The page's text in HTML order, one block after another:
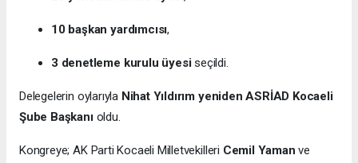
10 başkan yardımcısı,
3 denetleme kurulu üyesiseçildi.
Delegelerin oylarıyla Nihat Yıldırım yeniden ASRİAD Kocaeli
Şube Başkanıoldu.
Kongreye; AK Parti Kocaeli Milletvekilleri Cemil Yaman ve